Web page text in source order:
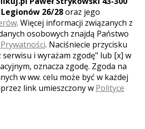
Włocławek
Grudziądz
Inowrocław
Brodnica
Nakło Nad Notecią
Świecie
Szubin
Żnin
Lipno
Rypin
26/28oraz jego
. Więcej informacji związanych z
osobowych znajdą Państwo
. Naciśniecie przycisku
serwisu i wyrażam zgodę" lub [x] w
oznacza zgodę. Zgoda na
w ww. celu może być w każdej
link umieszczony w Polityce